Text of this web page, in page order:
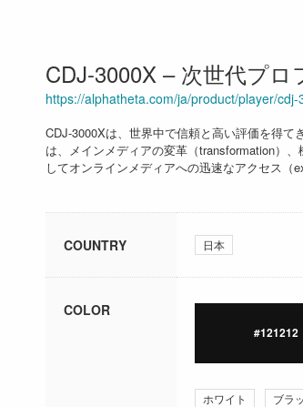
CDJ-3000X – 次世代プ
https://alphatheta.com/ja/product/player/cdj-
CDJ-3000Xは、世界中で信頼と高い評価を得
は、メインメディアの変革（transformation）
してオンラインメディアへの迅速なアクセス（
COUNTRY 日本
COLOR
#121212
ホワイト ブラ